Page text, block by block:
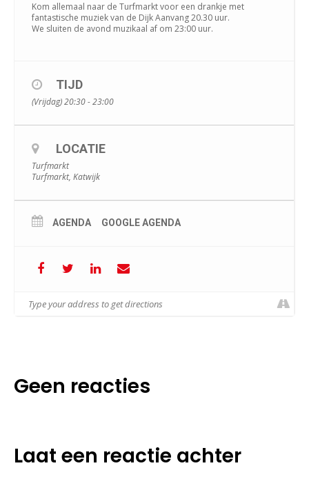
Kom allemaal naar de Turfmarkt voor een drankje met
fantastische muziek van de Dijk Aanvang 20.30 uur.
We sluiten de avond muzikaal af om 23:00 uur.
TIJD
(Vrijdag) 20:30 - 23:00
LOCATIE
Turfmarkt
Turfmarkt, Katwijk
AGENDA GOOGLE AGENDA
Geen reacties
Laat een reactie achter